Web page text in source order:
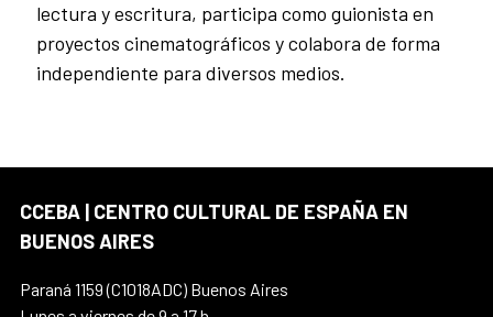
lectura y escritura, participa como guionista en
proyectos cinematográficos y colabora de forma
independiente para diversos medios.
CCEBA | CENTRO CULTURAL DE ESPAÑA EN
BUENOS AIRES
Paraná 1159 (C1018ADC) Buenos Aires